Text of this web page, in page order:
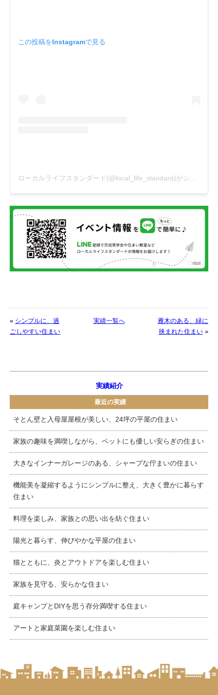
この投稿をInstagramで見る
« シンプルに、過
ごしやすい住まい
雁木のある、緑に
挟まれた住まい »
実績一覧へ
実績紹介
最近の実績
そとん壁と入母屋屋根が美しい、24坪の平屋の住まい
家族の趣味を満喫しながら、ペットにも優しい安らぎの住まい
大きなインナーガレージのある、シャープな佇まいの住まい
機能美を凝縮するようにシンプルに整え、大きく豊かに暮らす
住まい
料理を楽しみ、家族との思い出を紡ぐ住まい
陽光と暮らす、伸びやかな平屋の住まい
猫とともに、炎とアウトドアを楽しむ住まい
家族を見守る、安らかな住まい
庭キャンプとDIYを思う存分満喫する住まい
アートと家庭菜園を楽しむ住まい